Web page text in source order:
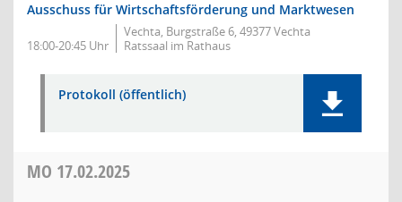
Ausschuss für Wirtschaftsförderung und Marktwesen
18:00-20:45 Uhr
Vechta, Burgstraße 6, 49377 Vechta
Ratssaal im Rathaus
Protokoll (öffentlich)
MO 17.02.2025